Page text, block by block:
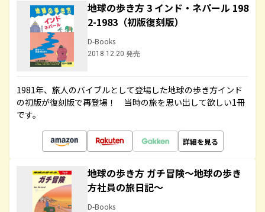
地球の歩き方 3 インド・ネパール 198
2-1983（初版復刻版）
D-Books
2018.12.20 発売
1981年、旅人のバイブルとして登場した地球の歩き方インド
の初版が復刻版で再登場！ 当時の旅を思い出して欲しい1冊
です。
詳細を見る
地球の歩き方 ガチ冒険～地球の歩き
方社員の旅日記～
D-Books